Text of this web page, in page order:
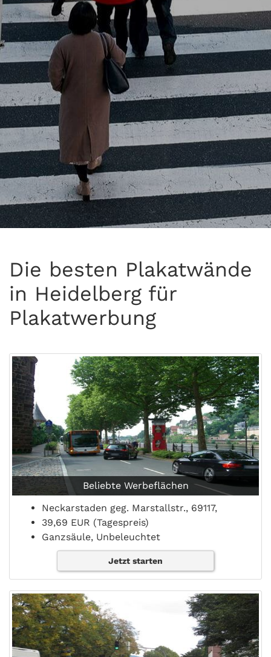
Die besten Plakatwände
in Heidelberg für
Plakatwerbung
Beliebte Werbeflächen
Neckarstaden geg. Marstallstr., 69117,
39,69 EUR (Tagespreis)
Ganzsäule, Unbeleuchtet
Jetzt starten